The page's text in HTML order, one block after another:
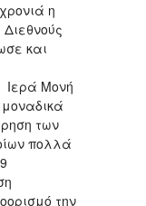
η
Διεθνούς
και
Ιερά Μονή
των
πολλά
την